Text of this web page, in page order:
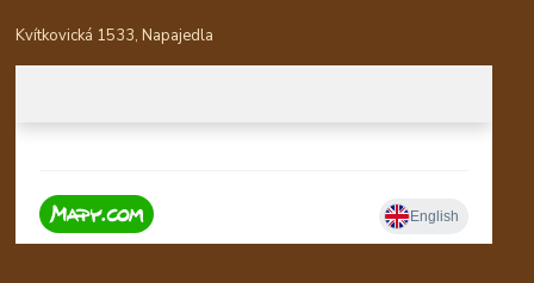
Kvítkovická 1533, Napajedla